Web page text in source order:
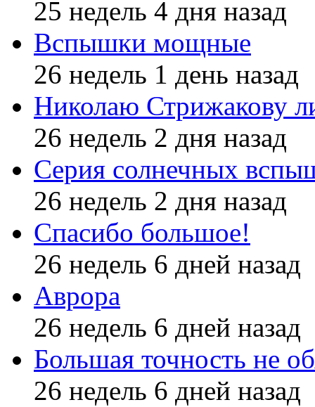
25 недель 4 дня назад
Вспышки мощные
26 недель 1 день назад
Николаю Стрижакову
26 недель 2 дня назад
Серия солнечных
26 недель 2 дня назад
Спасибо большое!
26 недель 6 дней назад
Аврора
26 недель 6 дней назад
Большая точность не
26 недель 6 дней назад